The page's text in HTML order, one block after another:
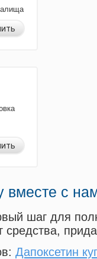
вместе с
шаг для
средства,
Дапоксетин